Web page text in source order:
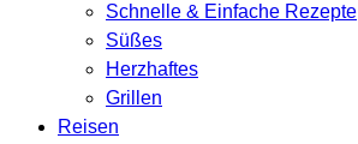
Schnelle & Einfache Rezepte
Süßes
Herzhaftes
Grillen
Reisen